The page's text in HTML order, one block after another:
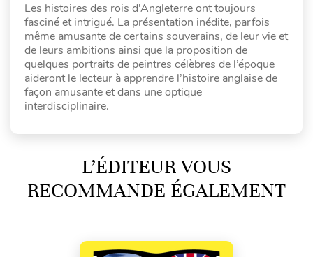
Les histoires des rois d’Angleterre ont toujours
fasciné et intrigué. La présentation inédite, parfois
même amusante de certains souverains, de leur vie et
de leurs ambitions ainsi que la proposition de
quelques portraits de peintres célèbres de l’époque
aideront le lecteur à apprendre l’histoire anglaise de
façon amusante et dans une optique
interdisciplinaire.
L’ÉDITEUR VOUS
RECOMMANDE ÉGALEMENT